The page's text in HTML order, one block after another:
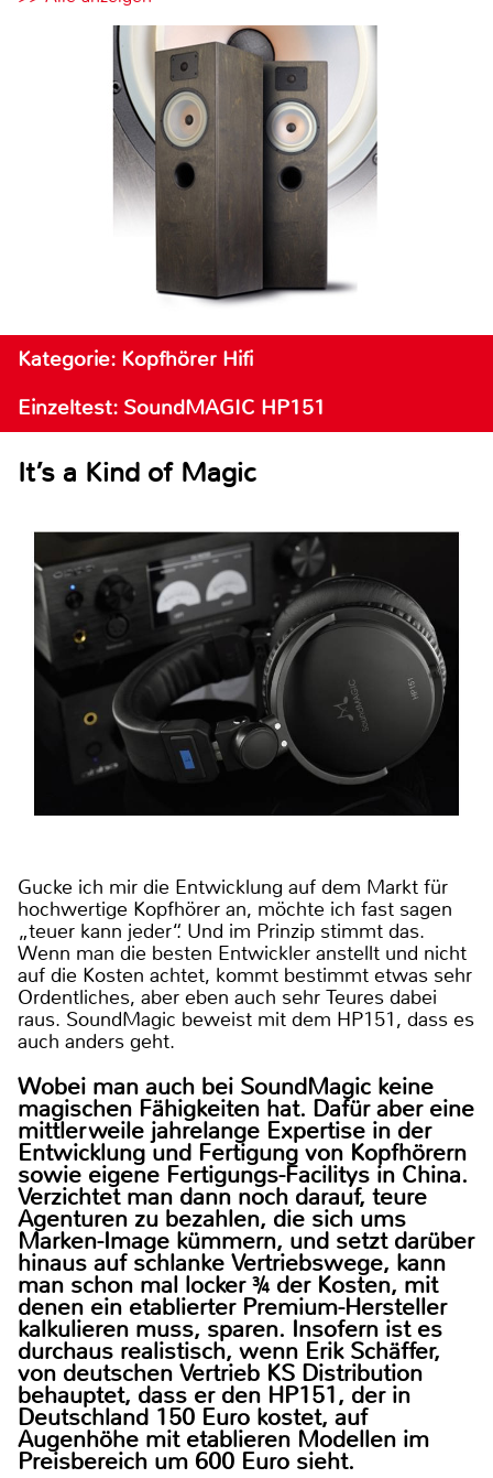
Kategorie: Kopfhörer Hifi
Einzeltest: SoundMAGIC HP151
It’s a Kind of Magic
Gucke ich mir die Entwicklung auf dem Markt für
hochwertige Kopfhörer an, möchte ich fast sagen
„teuer kann jeder“. Und im Prinzip stimmt das.
Wenn man die besten Entwickler anstellt und nicht
auf die Kosten achtet, kommt bestimmt etwas sehr
Ordentliches, aber eben auch sehr Teures dabei
raus. SoundMagic beweist mit dem HP151, dass es
auch anders geht.
Wobei man auch bei SoundMagic keine
magischen Fähigkeiten hat. Dafür aber eine
mittlerweile jahrelange Expertise in der
Entwicklung und Fertigung von Kopfhörern
sowie eigene Fertigungs-Facilitys in China.
Verzichtet man dann noch darauf, teure
Agenturen zu bezahlen, die sich ums
Marken-Image kümmern, und setzt darüber
hinaus auf schlanke Vertriebswege, kann
man schon mal locker ¾ der Kosten, mit
denen ein etablierter Premium-Hersteller
kalkulieren muss, sparen. Insofern ist es
durchaus realistisch, wenn Erik Schäffer,
von deutschen Vertrieb KS Distribution
behauptet, dass er den HP151, der in
Deutschland 150 Euro kostet, auf
Augenhöhe mit etablieren Modellen im
Preisbereich um 600 Euro sieht.